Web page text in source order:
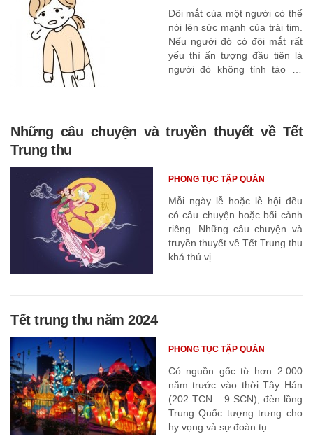
Đôi mắt của một người có thể
nói lên sức mạnh của trái tim.
Nếu người đó có đôi mắt rất
yếu thì ấn tượng đầu tiên là
người đó không tỉnh táo và
Những câu chuyện và truyền thuyết về Tết
Trung thu
Mỗi ngày lễ hoặc lễ hội đều
có câu chuyện hoặc bối cảnh
riêng. Những câu chuyện và
truyền thuyết về Tết Trung thu
khá thú vị.
PHONG TỤC TẬP QUÁN
Tết trung thu năm 2024
Có nguồn gốc từ hơn 2.000
năm trước vào thời Tây Hán
(202 TCN – 9 SCN), đèn lồng
Trung Quốc tượng trưng cho
hy vọng và sự đoàn tụ.
PHONG TỤC TẬP QUÁN